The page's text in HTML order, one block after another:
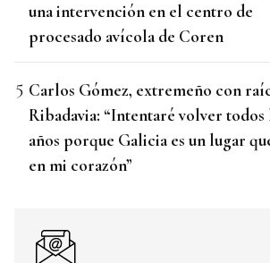
una intervención en el centro de
procesado avícola de Coren
Carlos Gómez, extremeño con
Ribadavia: “Intentaré volver todos
años porque Galicia es un lugar
en mi corazón”